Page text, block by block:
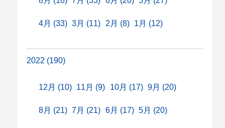
4月 (33) 3月 (11) 2月 (8) 1月 (12)
2022 (190)
12月 (10) 11月 (9) 10月 (17) 9月 (20)
8月 (21) 7月 (21) 6月 (17) 5月 (20)